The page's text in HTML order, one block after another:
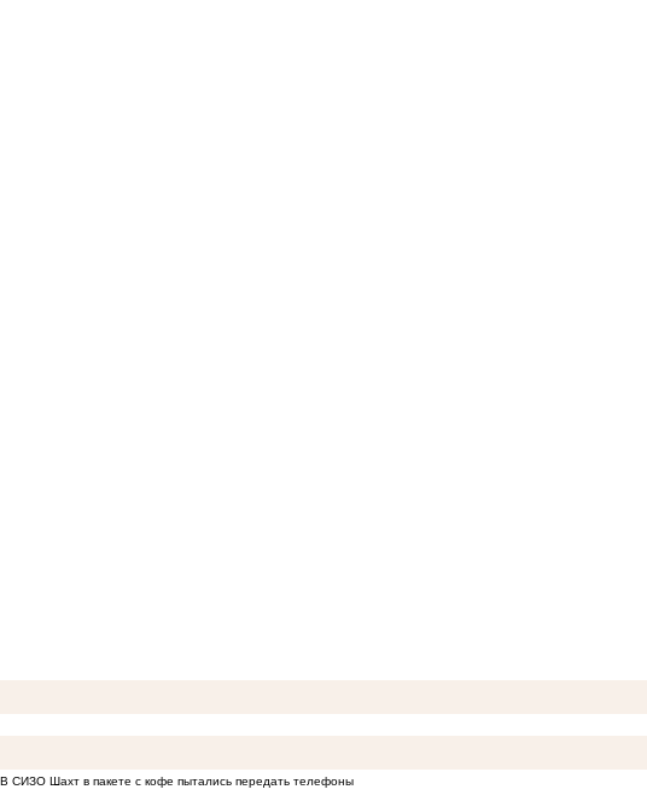
В СИЗО Шахт в пакете с кофе пытались передать телефоны